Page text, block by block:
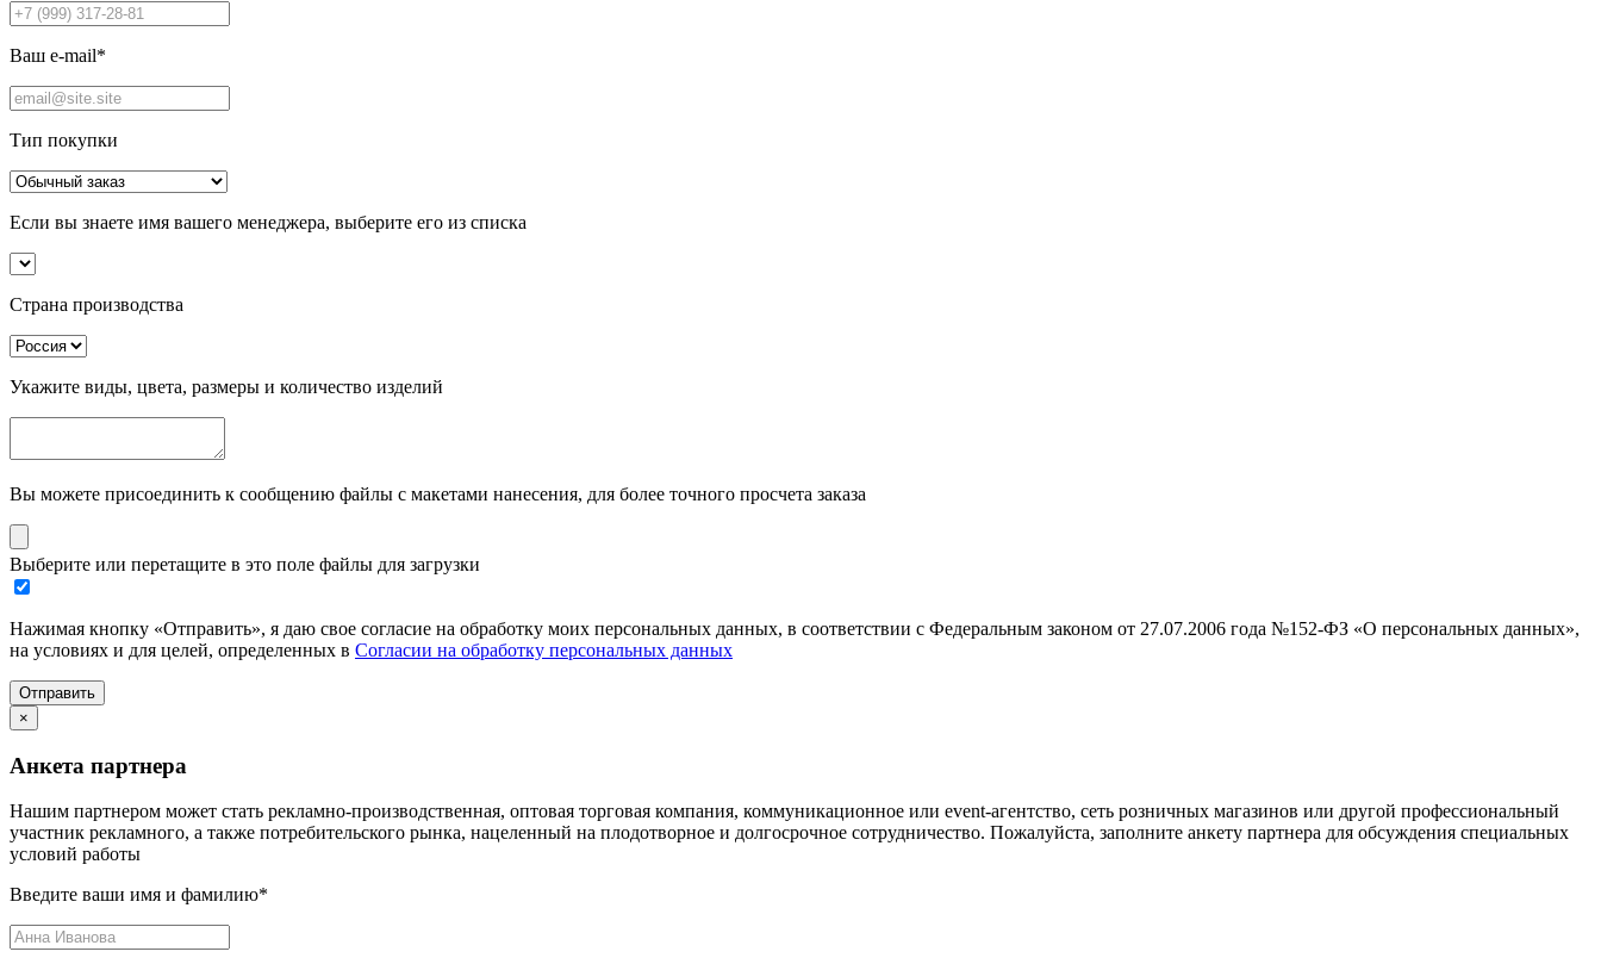
Ваш e-mail*
Тип покупки
Если вы знаете имя вашего менеджера, выберите его из списка
Страна производства
Укажите виды, цвета, размеры и количество изделий
Вы можете присоединить к сообщению файлы с макетами нанесения, для более точного просчета заказа
Выберите или перетащите в это поле файлы для загрузки
Нажимая кнопку «Отправить», я даю свое согласие на обработку моих персональных данных, в соответствии с Федеральным законом от 27.07.2006 года №152-ФЗ «О персональных данных»,
на условиях и для целей, определенных в Согласии на обработку персональных данных
Отправить
×
Анкета партнера
Нашим партнером может стать рекламно-производственная, оптовая торговая компания, коммуникационное или event-агентство, сеть розничных магазинов или другой профессиональный
участник рекламного, а также потребительского рынка, нацеленный на плодотворное и долгосрочное сотрудничество. Пожалуйста, заполните анкету партнера для обсуждения специальных
условий работы
Введите ваши имя и фамилию*